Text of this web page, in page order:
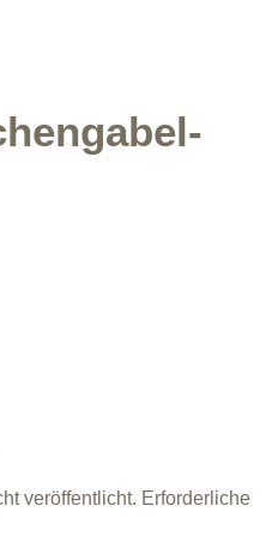
veröffentlicht. Erforderliche